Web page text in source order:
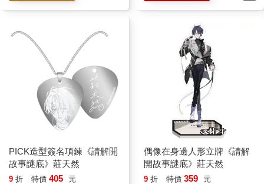
進入這個世界的條件有三個：「深夜、空無一人的地方、開
莊天然不知道該怎麼向男子解釋，男子還渾然不知地吞雲吐霧。
女學生突然說道：「有兩個內鬼，這局遊戲就不成立了啊。」
男子吐出一口煙，漫不經心地道：「啊？什麼內鬼？」
女學生置若罔聞，像個機器人似地，轉頭對其他人說道：「真無
趣，包廂時間結束了，下次再玩吧。」
平板的語氣就像是在背台詞。
接著他們便離開包廂，李哥追了出去，打開門，門外卻不見半個
「奇怪，怎麼跑那麼快？我買的十節還沒結束啊。」李哥喃喃自
語道。
莊天然也沒料到會這樣結束，李哥的出現正好干預了關卡。莊天
然細想，應該是因為李哥吐出的煙。吐煙和吹熄蠟燭都代表著
PICK造型簽名項鍊《請解開
故事謎底》莊天然
9 折 特價 405 元
偶像在身邊人形立牌《請解
開故事謎底》莊天然
9 折 特價 359 元